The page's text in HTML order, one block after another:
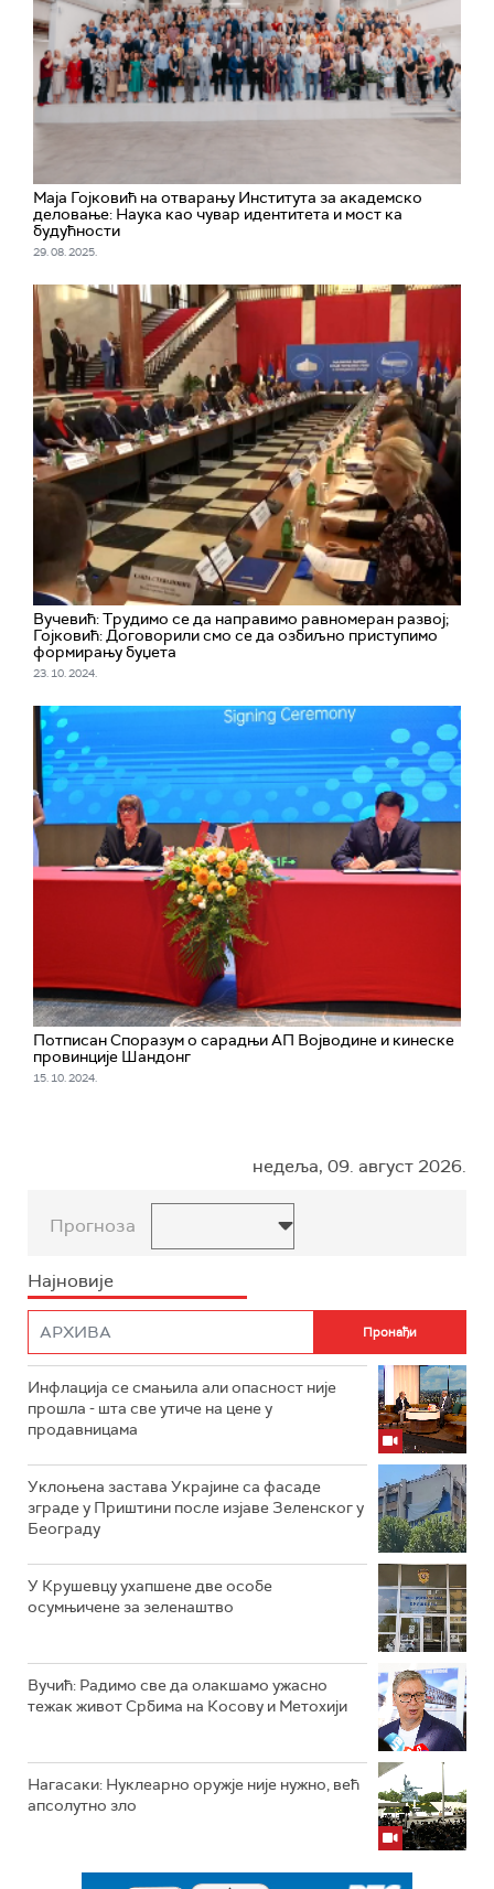
Маја Гојковић на отварању Института за академско
деловање: Наука као чувар идентитета и мост ка
будућности
29. 08. 2025.
Вучевић: Трудимо се да направимо равномеран развој;
Гојковић: Договорили смо се да озбиљно приступимо
формирању буџета
23. 10. 2024.
Потписан Споразум о сарадњи АП Војводине и кинеске
провинције Шандонг
15. 10. 2024.
недеља, 09. август 2026.
Прогноза
Најновије
Инфлација се смањила али опасност није
прошла - шта све утиче на цене у
продавницама
Уклоњена застава Украјине са фасаде
зграде у Приштини после изјаве Зеленског у
Београду
У Крушевцу ухапшене две особе
осумњичене за зеленаштво
Вучић: Радимо све да олакшамо ужасно
тежак живот Србима на Косову и Метохији
Нагасаки: Нуклеарно оружје није нужно, већ
апсолутно зло